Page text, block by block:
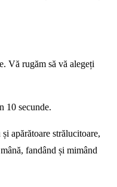
Vă rugăm să vă alegeți
10 secunde.
apărătoare strălucitoare,
fandând și mimând